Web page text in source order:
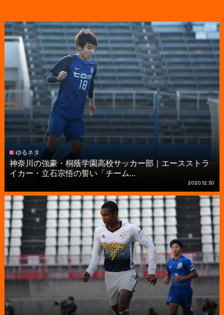
ゆるネタ
神奈川の強豪・桐蔭学園高校サッカー部｜エースストラ
イカー・立石宗悟の誓い「チーム...
2020.12.30